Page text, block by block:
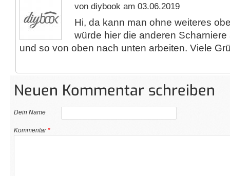
von diybook am 03.06.2019
Hi, da kann man ohne weiteres
würde hier die anderen
und so von oben nach unten arbeiten. Viele
Neuen Kommentar schreiben
Dein Name
Kommentar*